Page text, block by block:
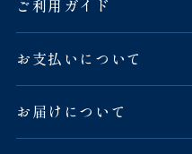
ご利用ガイド
お支払いについて
お届けについて